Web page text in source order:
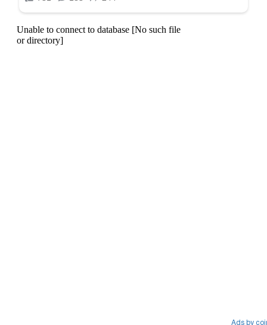
Ads by